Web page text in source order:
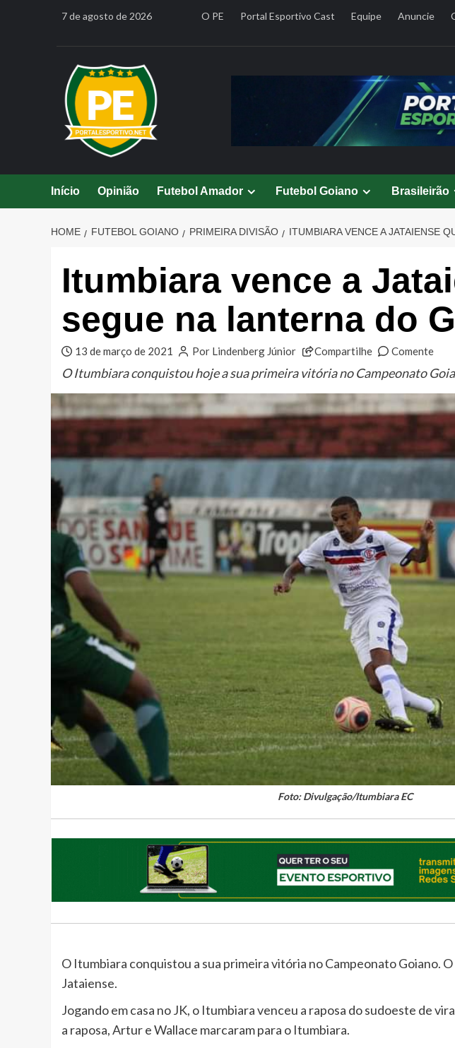
7 de agosto de 2026 O PE Portal Esportivo Cast Equipe Anuncie
Início Opinião Futebol Amador Futebol Goiano Brasileirão
HOME FUTEBOL GOIANO PRIMEIRA DIVISÃO ITUMBIARA VENCE A JATAIENSE
Itumbiara vence a
segue na lanterna do
13 de março de 2021 Por Lindenberg Júnior Compartilhe Comente
O Itumbiara conquistou hoje a sua primeira vitória no Campeonato
Foto: Divulgação/Itumbiara EC
O Itumbiara conquistou a sua primeira vitória no Campeonato Goiano.
Jataiense.
Jogando em casa no JK, o Itumbiara venceu a raposa do sudoeste de
a raposa, Artur e Wallace marcaram para o Itumbiara.